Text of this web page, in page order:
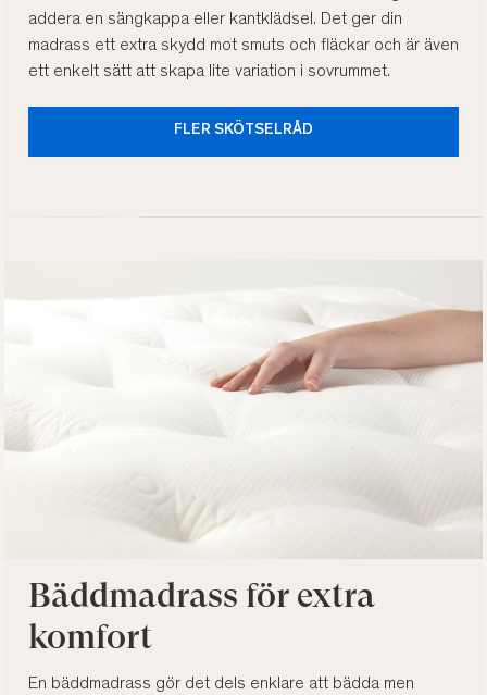
addera en sängkappa eller kantklädsel. Det ger din
madrass ett extra skydd mot smuts och fläckar och är även
ett enkelt sätt att skapa lite variation i sovrummet.
FLER SKÖTSELRÅD
Bäddmadrass för extra
komfort
En bäddmadrass gör det dels enklare att bädda men